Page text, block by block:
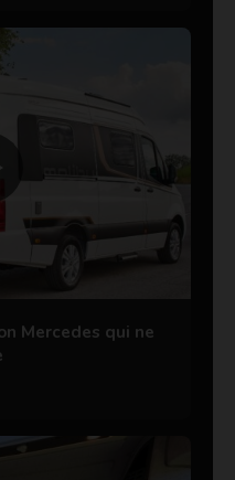
Mercedes qui ne